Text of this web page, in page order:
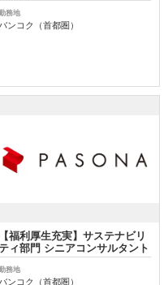
務地
ンコク（首都圏）
【福利厚生充実】サステナビリ
ティ部門 シニアコンサルタント
務地
ンコク（首都圏）